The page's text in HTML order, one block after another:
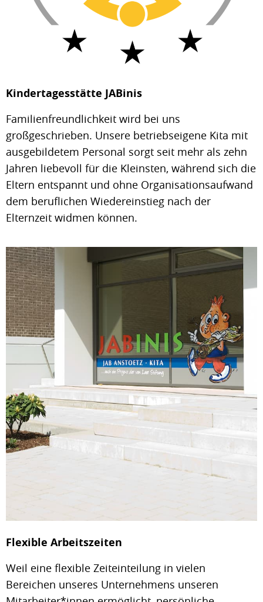
Kindertagesstätte JABinis
Familienfreundlichkeit wird bei uns
großgeschrieben. Unsere betriebseigene Kita mit
ausgebildetem Personal sorgt seit mehr als zehn
Jahren liebevoll für die Kleinsten, während sich die
Eltern entspannt und ohne Organisationsaufwand
dem beruflichen Wiedereinstieg nach der
Elternzeit widmen können.
Flexible Arbeitszeiten
Weil eine flexible Zeiteinteilung in vielen
Bereichen unseres Unternehmens unseren